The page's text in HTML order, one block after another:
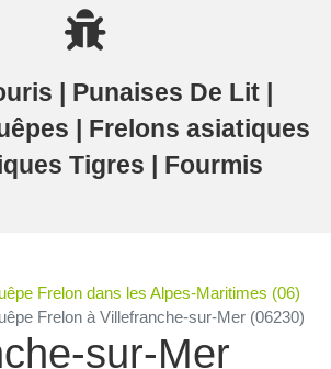
| Punaises De Lit |
| Frelons asiatiques
Tigres | Fourmis
Frelon dans les Alpes-Maritimes (06)
Frelon à Villefranche-sur-Mer (06230)
sur-Mer